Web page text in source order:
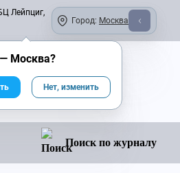
Лейпциг,
Город: Москва
Поиск по журналу
Москва?
Нет, изменить